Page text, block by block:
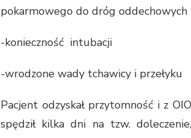
pokarmowego do dróg oddechowych
-konieczność intubacji
-wrodzone wady tchawicy i przełyku
Pacjent odzyskał przytomność i z
spędził kilka dni na tzw.